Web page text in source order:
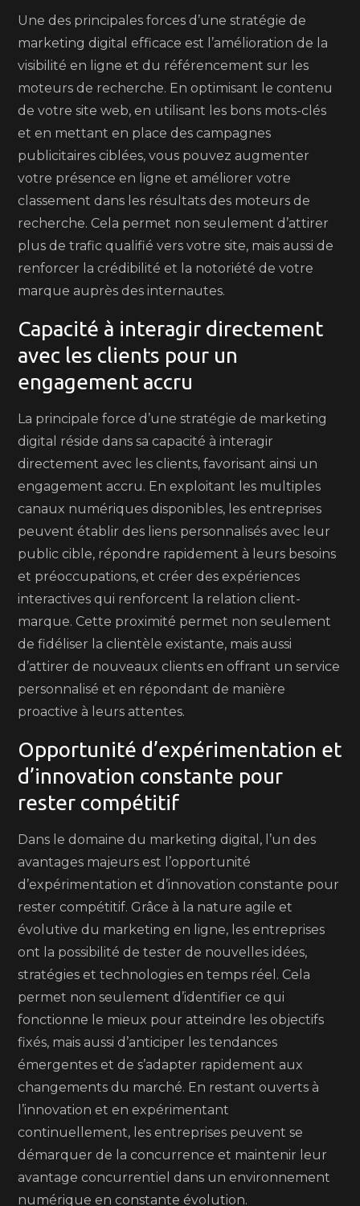
Une des principales forces d’une stratégie de
marketing digital efficace est l’amélioration de la
visibilité en ligne et du référencement sur les
moteurs de recherche. En optimisant le contenu
de votre site web, en utilisant les bons mots-clés
et en mettant en place des campagnes
publicitaires ciblées, vous pouvez augmenter
votre présence en ligne et améliorer votre
classement dans les résultats des moteurs de
recherche. Cela permet non seulement d’attirer
plus de trafic qualifié vers votre site, mais aussi de
renforcer la crédibilité et la notoriété de votre
marque auprès des internautes.
Capacité à interagir directement
avec les clients pour un
engagement accru
La principale force d’une stratégie de marketing
digital réside dans sa capacité à interagir
directement avec les clients, favorisant ainsi un
engagement accru. En exploitant les multiples
canaux numériques disponibles, les entreprises
peuvent établir des liens personnalisés avec leur
public cible, répondre rapidement à leurs besoins
et préoccupations, et créer des expériences
interactives qui renforcent la relation client-
marque. Cette proximité permet non seulement
de fidéliser la clientèle existante, mais aussi
d’attirer de nouveaux clients en offrant un service
personnalisé et en répondant de manière
proactive à leurs attentes.
Opportunité d’expérimentation et
d’innovation constante pour
rester compétitif
Dans le domaine du marketing digital, l’un des
avantages majeurs est l’opportunité
d’expérimentation et d’innovation constante pour
rester compétitif. Grâce à la nature agile et
évolutive du marketing en ligne, les entreprises
ont la possibilité de tester de nouvelles idées,
stratégies et technologies en temps réel. Cela
permet non seulement d’identifier ce qui
fonctionne le mieux pour atteindre les objectifs
fixés, mais aussi d’anticiper les tendances
émergentes et de s’adapter rapidement aux
changements du marché. En restant ouverts à
l’innovation et en expérimentant
continuellement, les entreprises peuvent se
démarquer de la concurrence et maintenir leur
avantage concurrentiel dans un environnement
numérique en constante évolution.